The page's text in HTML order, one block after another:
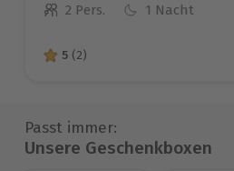
Anzahl der Teilnehmer
2 Pers. 1 Nacht
5 von 5 Sternen basierend
5 (2)
Passt immer:
Unsere Geschenkboxen